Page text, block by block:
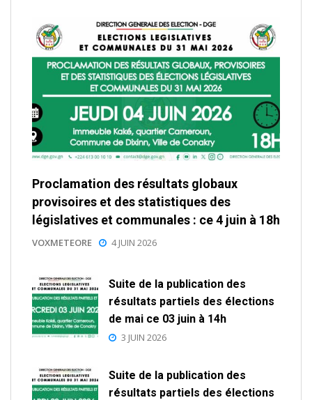
Proclamation des résultats globaux
provisoires et des statistiques des
législatives et communales : ce 4 juin à 18h
VOXMETEORE 4 JUIN 2026
Suite de la publication des
résultats partiels des élections
de mai ce 03 juin à 14h
3 JUIN 2026
Suite de la publication des
résultats partiels des élections